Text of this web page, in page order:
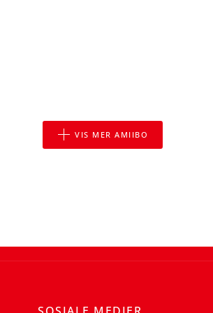
VIS MER AMIIBO